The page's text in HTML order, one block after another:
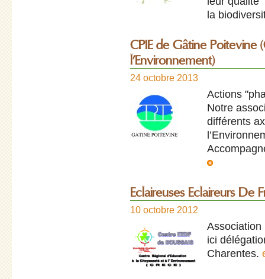
la
CPIE de Gâtine Poitevine
l’Environnement)
24 octobre 2013
Actions
Notre
différents
Eclaireuses Eclaireurs De
10 octobre 2012
Association
ici
Charentes.